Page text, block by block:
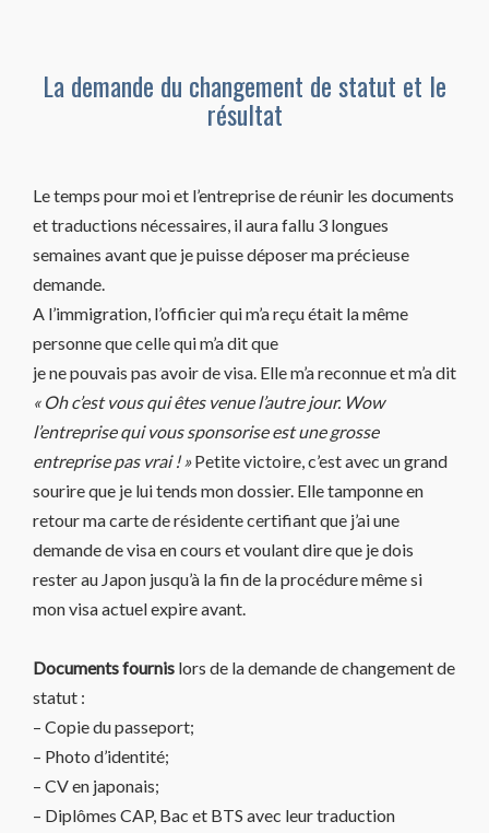
La demande du changement de statut et le
résultat
Le temps pour moi et l’entreprise de réunir les documents
et traductions nécessaires, il aura fallu 3 longues
semaines avant que je puisse déposer ma précieuse
demande.
A l’immigration, l’officier qui m’a reçu était la même
personne que celle qui m’a dit que
je ne pouvais pas avoir de visa. Elle m’a reconnue et m’a dit
« Oh c’est vous qui êtes venue l’autre jour. Wow
l’entreprise qui vous sponsorise est une grosse
entreprise pas vrai ! »Petite victoire, c’est avec un grand
sourire que je lui tends mon dossier. Elle tamponne en
retour ma carte de résidente certifiant que j’ai une
demande de visa en cours et voulant dire que je dois
rester au Japon jusqu’à la fin de la procédure même si
mon visa actuel expire avant.
Documents fournis lors de la demande de changement de
statut :
– Copie du passeport;
– Photo d’identité;
– CV en japonais;
– Diplômes CAP, Bac et BTS avec leur traduction